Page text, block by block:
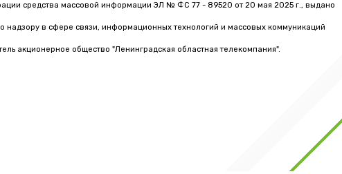
средства массовой информации ЭЛ № ФС 77 - 89520 от 20 мая 2025 г., выдано
надзору в сфере связи, информационных технологий и массовых коммуникаций
акционерное общество "Ленинградская областная телекомпания".